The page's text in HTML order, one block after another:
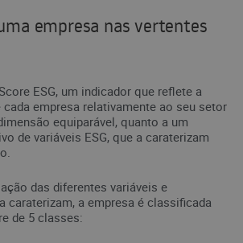
empresa nas vertentes
ESG, um indicador que reflete a
empresa relativamente ao seu setor
equiparável, quanto a um
de variáveis ESG, que a caraterizam
das diferentes variáveis e
caraterizam, a empresa é classificada
de 5 classes: